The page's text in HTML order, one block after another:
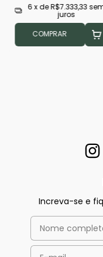
6x deR$7.333,33
juros
COMPRAR
Increva-se e